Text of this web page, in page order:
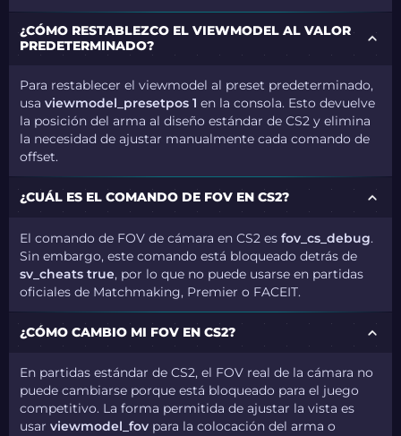
¿CÓMO RESTABLEZCO EL VIEWMODEL AL VALOR
PREDETERMINADO?
Para restablecer el viewmodel al preset predeterminado,
usaviewmodel_presetpos 1 en la consola. Esto devuelve
la posición del arma al diseño estándar de CS2 y elimina
la necesidad de ajustar manualmente cada comando de
offset.
¿CUÁL ES EL COMANDO DE FOV EN CS2?
El comando de FOV de cámara en CS2 esfov_cs_debug.
Sin embargo, este comando está bloqueado detrás de
sv_cheats true, por lo que no puede usarse en partidas
oficiales de Matchmaking, Premier o FACEIT.
¿CÓMO CAMBIO MI FOV EN CS2?
En partidas estándar de CS2, el FOV real de la cámara no
puede cambiarse porque está bloqueado para el juego
competitivo. La forma permitida de ajustar la vista es
usarviewmodel_fov para la colocación del arma o